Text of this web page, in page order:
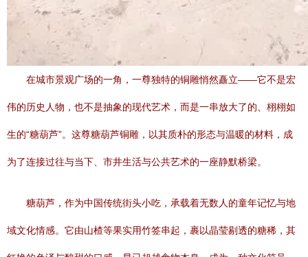
在城市景观广场的一角，一尊独特的铜雕悄然矗立——它不是宏
伟的历史人物，也不是抽象的现代艺术，而是一串放大了的、栩栩如
生的“糖葫芦”。这尊糖葫芦铜雕，以其质朴的形态与温暖的材料，成
为了连接过往与当下、市井生活与公共艺术的一座静默桥梁。
糖葫芦，作为中国传统街头小吃，承载着无数人的童年记忆与地
域文化情感。它由山楂等果实用竹签串起，裹以晶莹剔透的糖稀，其